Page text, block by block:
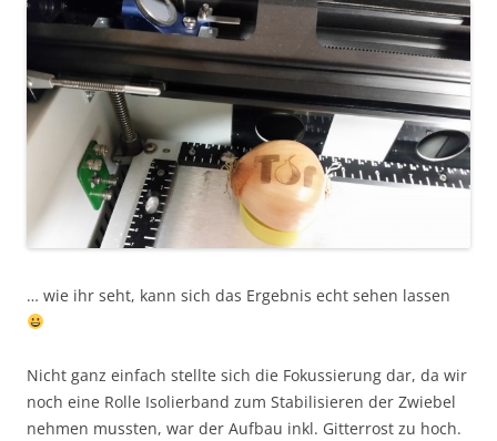
… wie ihr seht, kann sich das Ergebnis echt sehen lassen
Nicht ganz einfach stellte sich die Fokussierung dar, da wir
noch eine Rolle Isolierband zum Stabilisieren der Zwiebel
nehmen mussten, war der Aufbau inkl. Gitterrost zu hoch.